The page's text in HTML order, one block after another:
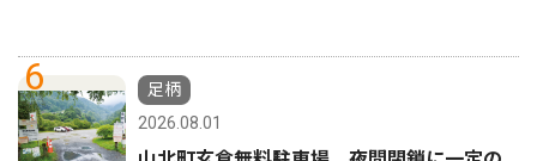
6
足柄
2026.08.01